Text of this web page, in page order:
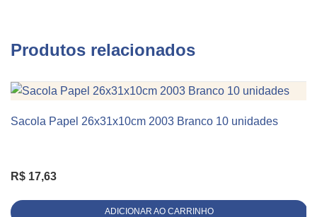
Produtos relacionados
KIT 10 UNIDADES
Sacola Papel 26x31x10cm 2003 Branco 10 unidades
R$ 17,63
ADICIONAR AO CARRINHO